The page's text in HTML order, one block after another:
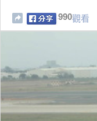
990觀看